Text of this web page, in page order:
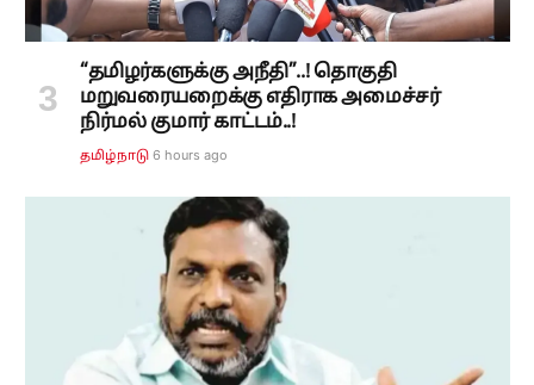
“தமிழர்களுக்கு அநீதி”..! தொகுதி
மறுவரையறைக்கு எதிராக அமைச்சர்
நிர்மல் குமார் காட்டம்..!
தமிழ்நாடு 6 hours ago